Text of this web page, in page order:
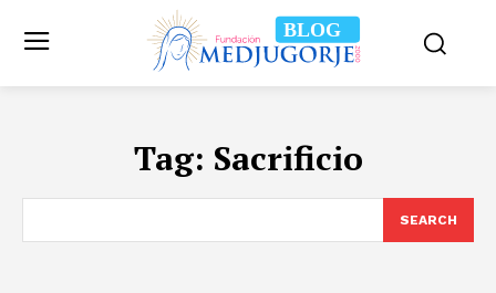
BLOG
Tag: Sacrificio
SEARCH